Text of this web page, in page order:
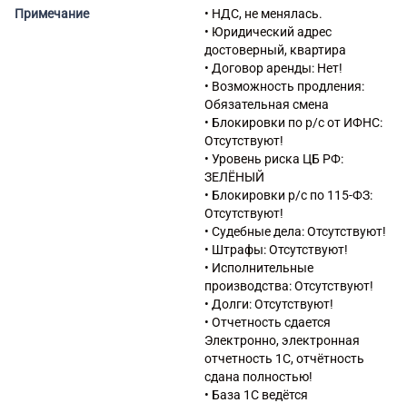
прочими пищевыми
продуктами, включая рыбу,
ракообразных и моллюсков
46.38.1 Торговля оптовая
рыбой, ракообразными и
моллюсками, консервами и
пресервами из рыбы и
морепродуктов
47.21.1 Торговля розничная
свежими фруктами, овощами,
картофелем и орехами в
специализированных
магазинах
47.23 Торговля розничная
рыбой, ракообразными и
моллюсками в
специализированных
магазинах
47.23.2 Торговля розничная
консервами из рыбы и
морепродуктов в
специализированных
Примечание
• НДС, не менялась.
• Юридический адрес
достоверный, квартира
• Договор аренды: Нет!
• Возможность продления:
Обязательная смена
• Блокировки по р/с от ИФНС:
Отсутствуют!
• Уровень риска ЦБ РФ:
ЗЕЛЁНЫЙ
• Блокировки р/с по 115-ФЗ:
Отсутствуют!
• Судебные дела: Отсутствуют!
• Штрафы: Отсутствуют!
• Исполнительные
производства: Отсутствуют!
• Долги: Отсутствуют!
• Отчетность сдается
Электронно, электронная
отчетность 1С, отчётность
сдана полностью!
• База 1С ведётся